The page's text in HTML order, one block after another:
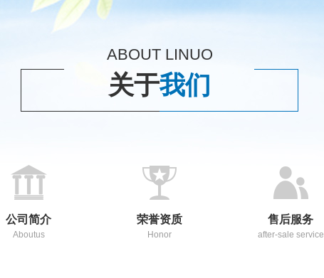
ABOUT LINUO
关于我们
公司简介
Aboutus
荣誉资质
Honor
售后服务
after-sale service